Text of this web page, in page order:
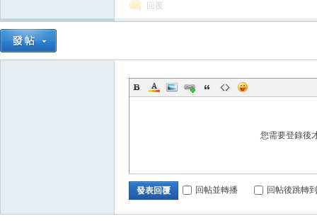
回覆
您需要登錄後
發表回覆 回帖並轉播 回帖後跳轉